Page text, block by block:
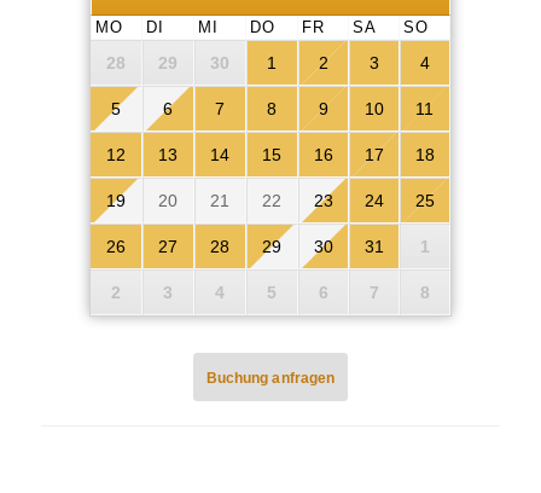
MO DI MI DO FR SA SO
28 29 30 1 2 3 4
5 6 7 8 9 10 11
12 13 14 15 16 17 18
19 20 21 22 23 24 25
26 27 28 29 30 31 1
2 3 4 5 6 7 8
Buchung anfragen